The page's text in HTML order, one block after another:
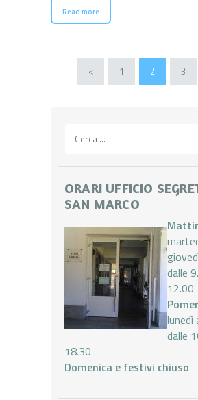
Read more
Paginazione
degli
< PAGE
1 PAGE
2 PAGE
3
per:
ORARI UFFICIO
SAN MARCO
dalle
12.00
lunedì
dalle
18.30
Domenica e festivi chiuso